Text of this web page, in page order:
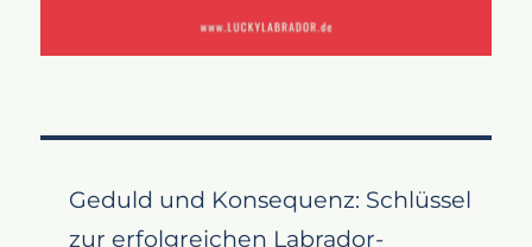
Geduld und Konsequenz: Schlüssel
zur erfolgreichen Labrador-